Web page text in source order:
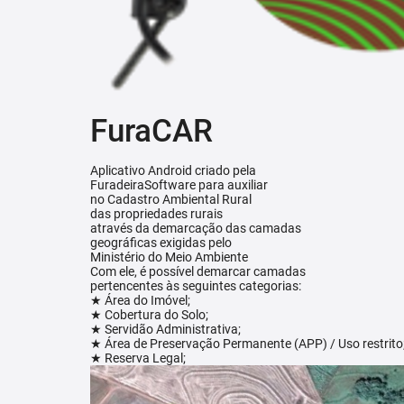
FuraCAR
Aplicativo Android criado pela
FuradeiraSoftware para auxiliar
no Cadastro Ambiental Rural
das propriedades rurais
através da demarcação das camadas
geográficas exigidas pelo
Ministério do Meio Ambiente
Com ele, é possível demarcar camadas
pertencentes às seguintes categorias:
★ Área do Imóvel;
★ Cobertura do Solo;
★ Servidão Administrativa;
★ Área de Preservação Permanente (APP) / Uso
★ Reserva Legal;